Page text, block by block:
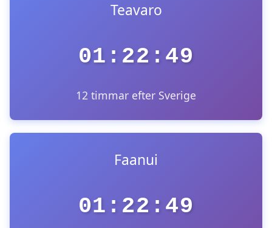
Teavaro
01:22:49
12 timmar efter Sverige
Faanui
01:22:49